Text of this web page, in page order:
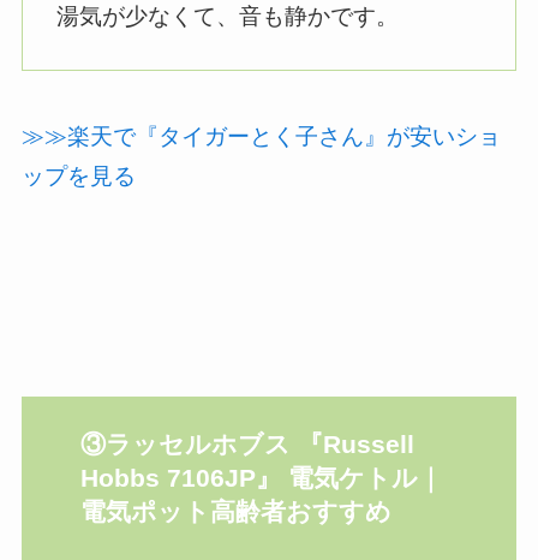
湯気が少なくて、音も静かです。
≫≫楽天で『タイガーとく子さん』が安いショ
ップを見る
③ラッセルホブス 『Russell
Hobbs 7106JP 』 電気ケトル
電気ポット高齢者おすすめ